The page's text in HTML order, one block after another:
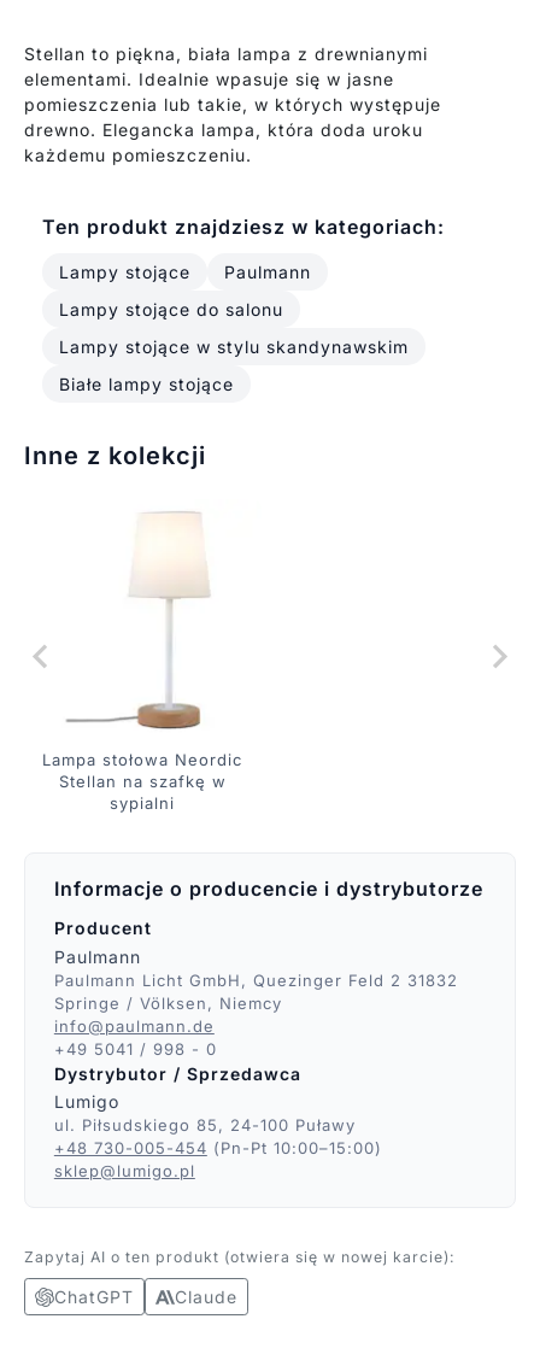
Stellan to piękna, biała lampa z drewnianymi
elementami. Idealnie wpasuje się w jasne
pomieszczenia lub takie, w których występuje
drewno. Elegancka lampa, która doda uroku
każdemu pomieszczeniu.
Ten produkt znajdziesz w kategoriach:
Lampy stojące
Paulmann
Lampy stojące do salonu
Lampy stojące w stylu skandynawskim
Białe lampy stojące
Inne z kolekcji
Lampa stołowa Neordic
Stellan na szafkę w
sypialni
Informacje o producencie i dystrybutorze
Producent
Paulmann
Paulmann Licht GmbH, Quezinger Feld 2 31832
Springe / Völksen, Niemcy
info@paulmann.de
+49 5041 / 998 - 0
Dystrybutor / Sprzedawca
Lumigo
ul. Piłsudskiego 85, 24-100 Puławy
+48 730-005-454 (Pn-Pt 10:00–15:00)
sklep@lumigo.pl
Zapytaj AI o ten produkt (otwiera się w nowej karcie):
ChatGPT Claude